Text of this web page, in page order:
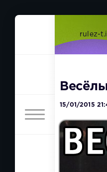
rulez-
15/01/2015